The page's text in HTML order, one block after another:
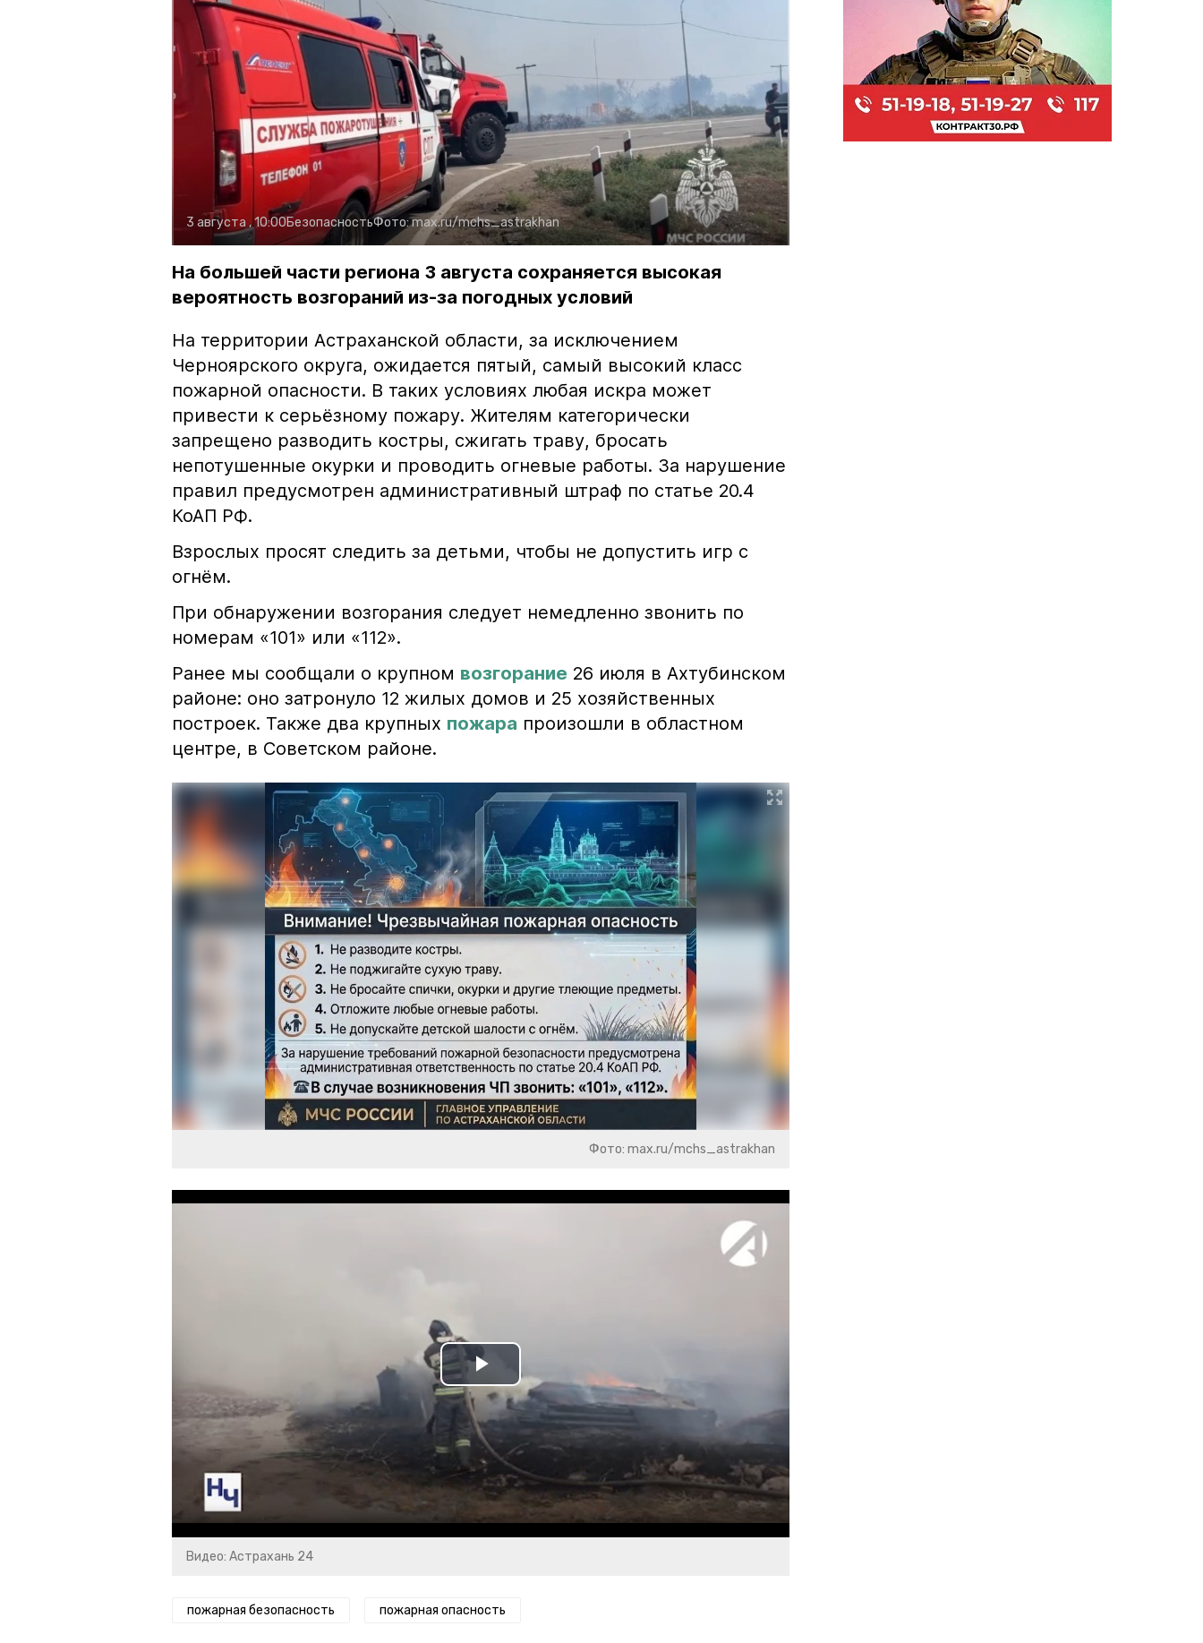
3 августа , 10:00БезопасностьФото:max.ru/mchs_astrakhan
На большей части региона 3 августа сохраняется высокая
вероятность возгораний из-за погодных условий
На территории Астраханской области, за исключением
Черноярского округа, ожидается пятый, самый высокий класс
пожарной опасности. В таких условиях любая искра может
привести к серьёзному пожару. Жителям категорически
запрещено разводить костры, сжигать траву, бросать
непотушенные окурки и проводить огневые работы. За нарушение
правил предусмотрен административный штраф по статье 20.4
КоАП РФ.
Взрослых просят следить за детьми, чтобы не допустить игр с
огнём.
При обнаружении возгорания следует немедленно звонить по
номерам «101» или «112».
Ранее мы сообщали о крупном возгорание 26 июля в Ахтубинском
районе: оно затронуло 12 жилых домов и 25 хозяйственных
построек. Также два крупных пожара произошли в областном
центре, в Советском районе.
Фото: max.ru/mchs_astrakhan
Play
Video
Видео: Астрахань 24
пожарная безопасность пожарная опасность